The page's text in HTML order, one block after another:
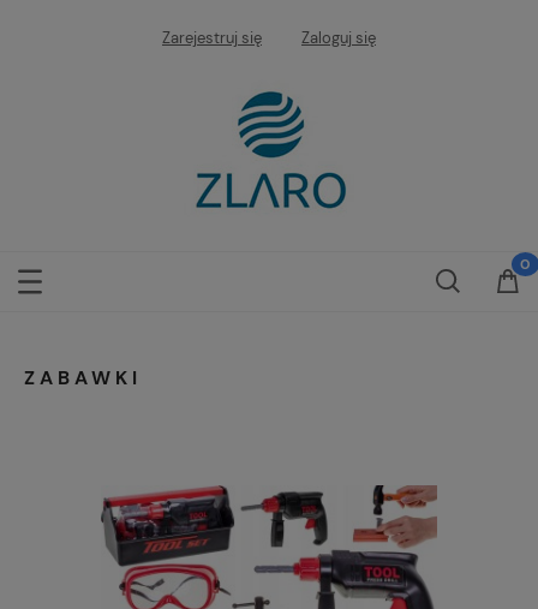
Zarejestruj się Zaloguj się
ZABAWKI